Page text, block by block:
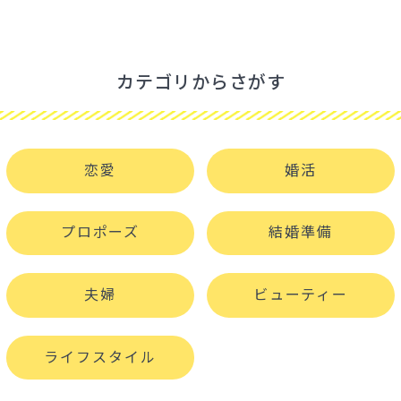
カテゴリからさがす
恋愛 婚活
プロポーズ 結婚準備
夫婦 ビューティー
ライフスタイル